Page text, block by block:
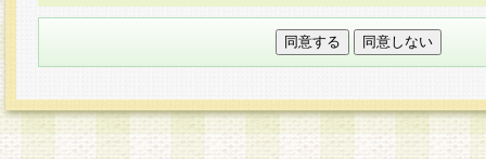
本フォームでは、セッション管理のためCookie
○個人情報の第三者提供について
力いただく個人情報は第三者に提供しません。
○個人情報の委託について